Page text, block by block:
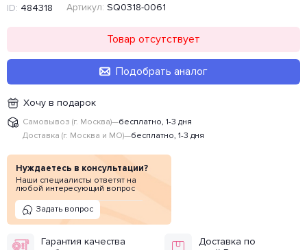
ID: 484318 Артикул: SQ0318-0061
Товар отсутствует
Подобрать аналог
Хочу в подарок
Самовывоз (г. Москва)—бесплатно, 1-3 дня
Доставка (г. Москва и МО)—бесплатно, 1-3 дня
Нуждаетесь в консультации?
Наши специалисты ответят на
любой интересующий вопрос
Задать вопрос
Гарантия качества
Доставка по